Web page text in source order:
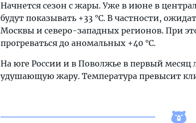
Начнется сезон с жары. Уже в июне в
будут показывать +33 °C. В частности,
Москвы и северо-западных регионов. При
прогреваться до аномальных +40 °C.
На юге России и в Поволжье в первый месяц
удушающую жару. Температура превысит